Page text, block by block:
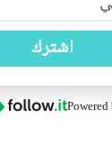
اشترك
Powered